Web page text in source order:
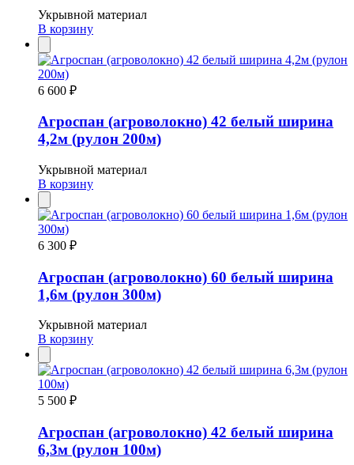
Укрывной материал
В корзину
6 600 ₽
Агроспан (агроволокно) 42 белый ширина
4,2м (рулон 200м)
Укрывной материал
В корзину
6 300 ₽
Агроспан (агроволокно) 60 белый ширина
1,6м (рулон 300м)
Укрывной материал
В корзину
5 500 ₽
Агроспан (агроволокно) 42 белый ширина
6,3м (рулон 100м)